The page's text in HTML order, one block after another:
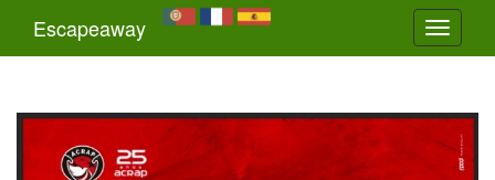
Toggle
Escapeaway